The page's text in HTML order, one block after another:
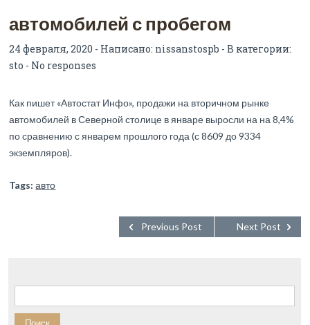
автомобилей с пробегом
24 февраля, 2020 - Написано: nissanstospb - В категории:
sto - No responses
Как пишет «Автостат Инфо», продажи на вторичном рынке
автомобилей в Северной столице в январе выросли на на 8,4%
по сравнению с январем прошлого года (с 8609 до 9334
экземпляров).
Tags: авто
Next Post
Previous Post
Найти: